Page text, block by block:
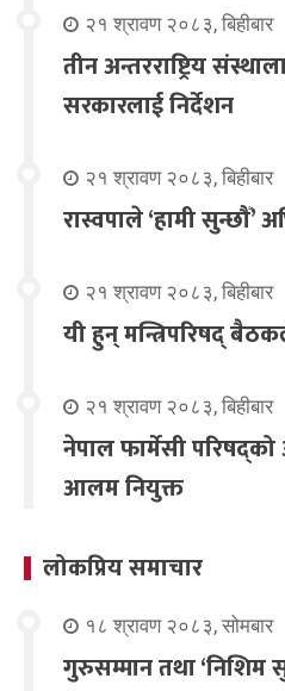
२१ श्रावण २०८३, बिहीबार
तीन अन्तरराष्ट्रिय
सरकारलाई निर्देशन
२१ श्रावण २०८३, बिहीबार
रास्वपाले ‘हामी सुन्छौँ’
२१ श्रावण २०८३, बिहीबार
यी हुन् मन्त्रिपरिषद्
२१ श्रावण २०८३, बिहीबार
नेपाल फार्मेसी परिषद्को
आलम नियुक्त
लोकप्रिय समाचार
१८ श्रावण २०८३, सोमबार
गुरुसम्मान तथा ‘निशिम